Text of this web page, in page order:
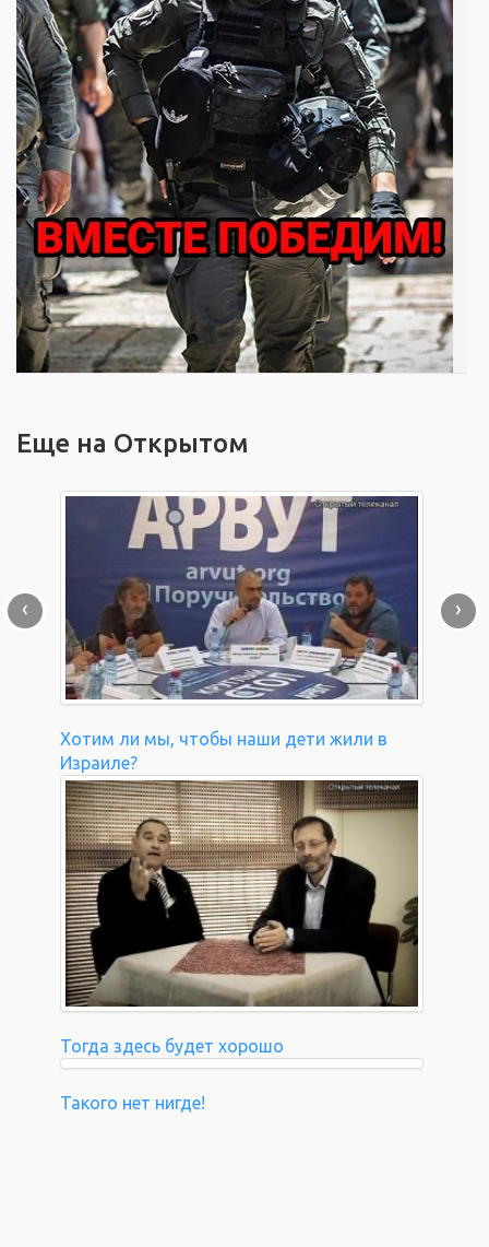
Еще на Открытом
Хотим ли мы, чтобы наши дети жили в
Израиле?
Тогда здесь будет хорошо
Такого нет нигде!
‹ ›